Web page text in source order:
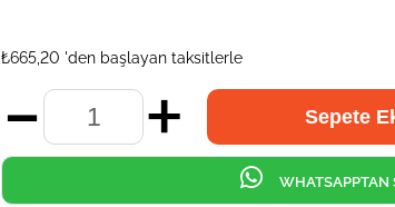
₺665,20 'den başlayan taksitlerle
WHATSAPPTAN